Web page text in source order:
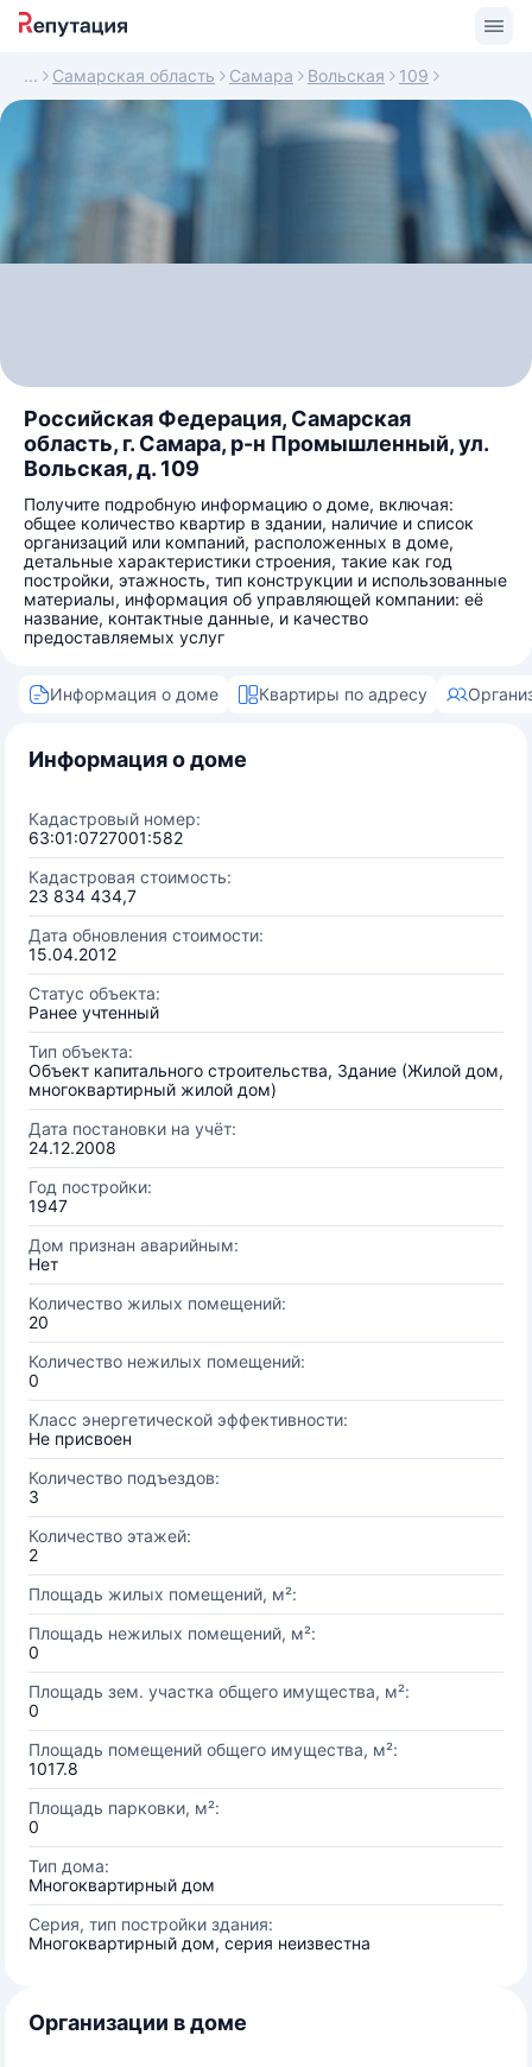
Самарская область Самара Вольская 109
Российская Федерация, Самарская
область, г. Самара, р-н Промышленный, ул.
Вольская, д. 109
Получите подробную информацию о доме, включая:
общее количество квартир в здании, наличие и список
организаций или компаний, расположенных в доме,
детальные характеристики строения, такие как год
постройки, этажность, тип конструкции и использованные
материалы, информация об управляющей компании: её
название, контактные данные, и качество
предоставляемых услуг
Информация о доме Квартиры по адресу
Информация о доме
Кадастровый номер:
63:01:0727001:582
Кадастровая стоимость:
23 834 434,7
Дата обновления стоимости:
15.04.2012
Статус объекта:
Ранее учтенный
Тип объекта:
Объект капитального строительства, Здание (Жилой дом,
многоквартирный жилой дом)
Дата постановки на учёт:
24.12.2008
Год постройки:
1947
Дом признан аварийным:
Нет
Количество жилых помещений:
20
Количество нежилых помещений:
0
Класс энергетической эффективности:
Не присвоен
Количество подъездов:
3
Количество этажей:
2
Площадь жилых помещений, м²:
Площадь нежилых помещений, м²:
0
Площадь зем. участка общего имущества, м²:
0
Площадь помещений общего имущества, м²:
1017.8
Площадь парковки, м²:
0
Тип дома:
Многоквартирный дом
Серия, тип постройки здания:
Многоквартирный дом, серия неизвестна
Организации в доме